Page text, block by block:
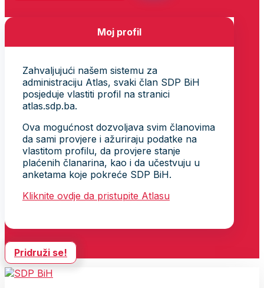
Moj profil
Zahvaljujući našem sistemu za
administraciju Atlas, svaki član SDP BiH
posjeduje vlastiti profil na stranici
atlas.sdp.ba.
Ova mogućnost dozvoljava svim članovima
da sami provjere i ažuriraju podatke na
vlastitom profilu, da provjere stanje
plaćenih članarina, kao i da učestvuju u
anketama koje pokreće SDP BiH.
Kliknite ovdje da pristupite Atlasu
Pridruži se!